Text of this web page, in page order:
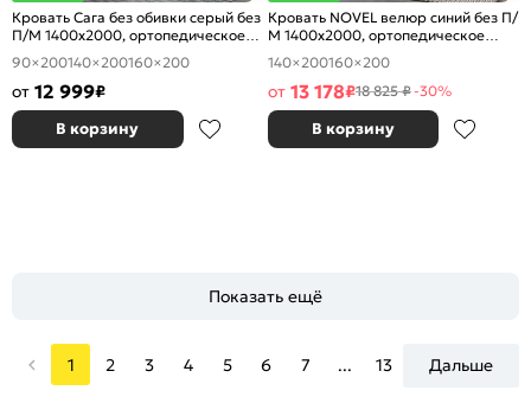
Кровать Сага без обивки серый без
П/М 1400x2000, ортопедическое
основание, изголовье жесткое
90×200140×200160×200
от 12 999₽
В корзину
Кровать NOVEL велюр синий без П/
М 1400x2000, ортопедическое
основание, изголовье мягкое
140×200160×200
от 13 178₽18 825 ₽-30%
В корзину
Показать ещё
1 2 3 4 5 6 7 ... 13 Дальше